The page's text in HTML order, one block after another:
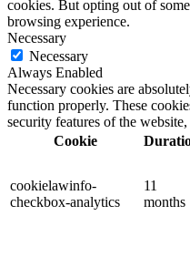
cookies. But opting out of
browsing experience.
Necessary
Necessary
Always Enabled
Necessary cookies are
function properly. These
security features of the
Cookie
cookielawinfo-
checkbox-analytics
11
months